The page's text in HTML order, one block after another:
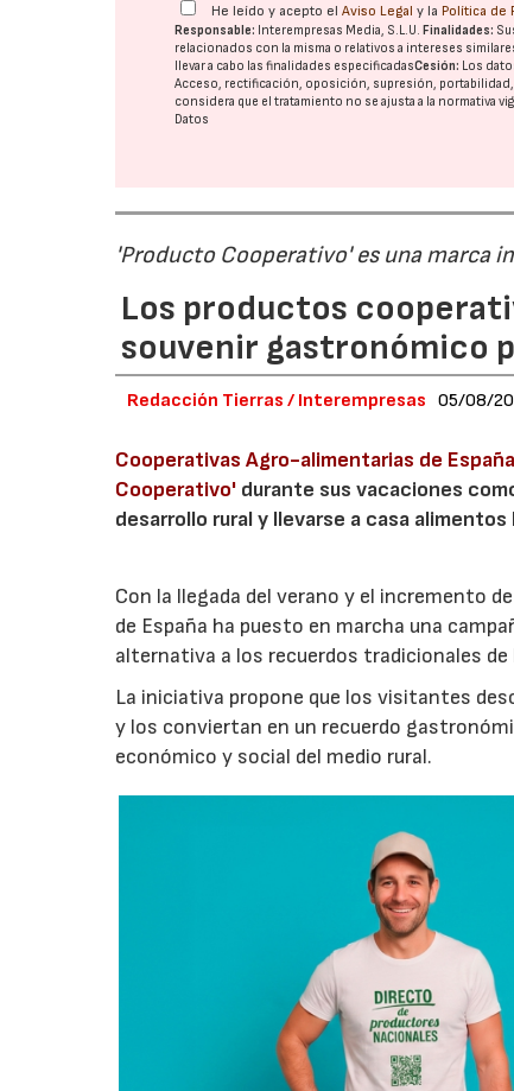
He leído y acepto elAviso Legal y la Política de
Responsable: Interempresas Media, S.L.U.Finalidades:
relacionados con la misma o relativos a intereses
llevar a cabo las finalidades especificadasCesión: Los
Acceso, rectificación, oposición, supresión,
considera que el tratamiento no se ajusta a la normativa
Datos
'Producto Cooperativo' es una marca
Los productos
souvenir gastronómico
Redacción Tierras / Interempresas 05/08/
Cooperativas Agro-alimentarias de España
Cooperativo' durante sus vacaciones
desarrollo rural y llevarse a casa
Con la llegada del verano y el incremento
de España ha puesto en marcha una
alternativa a los recuerdos tradicionales de
La iniciativa propone que los visitantes
y los conviertan en un recuerdo
económico y social del medio rural.